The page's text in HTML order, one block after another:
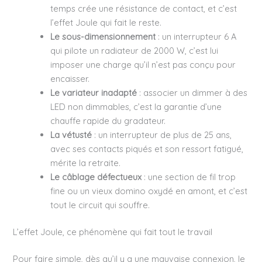
temps crée une résistance de contact, et c’est
l’effet Joule qui fait le reste.
Le sous-dimensionnement : un interrupteur 6 A
qui pilote un radiateur de 2000 W, c’est lui
imposer une charge qu’il n’est pas conçu pour
encaisser.
Le variateur inadapté : associer un dimmer à des
LED non dimmables, c’est la garantie d’une
chauffe rapide du gradateur.
La vétusté : un interrupteur de plus de 25 ans,
avec ses contacts piqués et son ressort fatigué,
mérite la retraite.
Le câblage défectueux : une section de fil trop
fine ou un vieux domino oxydé en amont, et c’est
tout le circuit qui souffre.
L’effet Joule, ce phénomène qui fait tout le travail
Pour faire simple, dès qu’il y a une mauvaise connexion, le